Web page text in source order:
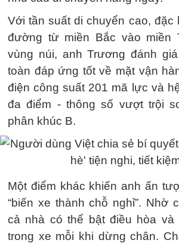
Với tần suất di chuyển cao, đặc
đường từ miền Bắc vào miền
vùng núi, anh Trương đánh
toàn đáp ứng tốt về mặt vận
điện công suất 201 mã lực và
đa điểm - thông số vượt trội
phân khúc B.
Một điểm khác khiến anh ấn
“biến xe thành chỗ nghỉ”. Nhờ
cả nhà có thể bật điều hòa và
trong xe mỗi khi dừng chân.